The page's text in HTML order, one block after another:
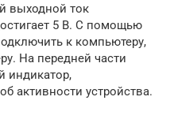
выходной ток
5 В. С помощью
к компьютеру,
На передней части
индикатор,
активности устройства.